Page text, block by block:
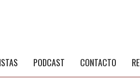
PODCAST CONTACTO